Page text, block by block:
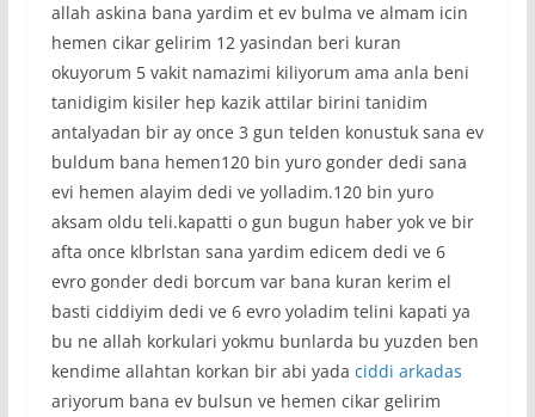
allah askina bana yardim et ev bulma ve almam icin
hemen cikar gelirim 12 yasindan beri kuran
okuyorum 5 vakit namazimi kiliyorum ama anla beni
tanidigim kisiler hep kazik attilar birini tanidim
antalyadan bir ay once 3 gun telden konustuk sana ev
buldum bana hemen120 bin yuro gonder dedi sana
evi hemen alayim dedi ve yolladim.120 bin yuro
aksam oldu teli.kapatti o gun bugun haber yok ve bir
afta once klbrlstan sana yardim edicem dedi ve 6
evro gonder dedi borcum var bana kuran kerim el
basti ciddiyim dedi ve 6 evro yoladim telini kapati ya
bu ne allah korkulari yokmu bunlarda bu yuzden ben
kendime allahtan korkan bir abi yada ciddi arkadas
ariyorum bana ev bulsun ve hemen cikar gelirim